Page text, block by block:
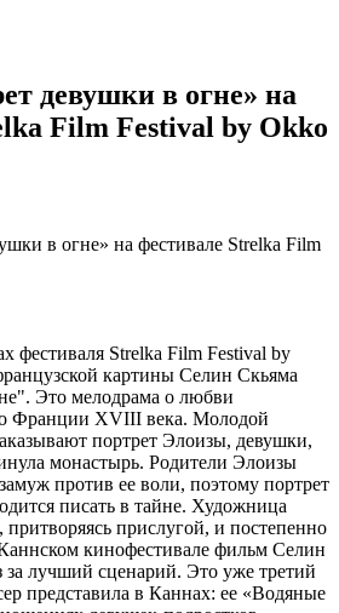
девушки в огне» на
Film Festival by Okko
фестиваля Strelka Film Festival by
картины Селин Скьяма
Это мелодрама о любви
Франции XVIII века. Молодой
портрет Элоизы, девушки,
монастырь. Родители Элоизы
против ее воли, поэтому портрет
писать в тайне. Художница
притворяясь прислугой, и постепенно
кинофестивале фильм Селин
лучший сценарий. Это уже третий
представила в Каннах: ее «Водяные